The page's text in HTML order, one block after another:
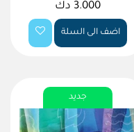
3.000 دك
اضف الى السلة
جديد